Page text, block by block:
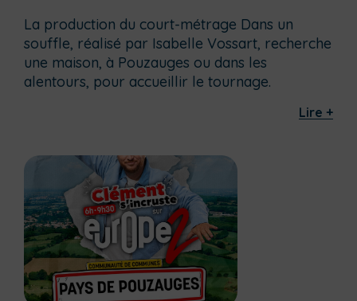
La production du court-métrage Dans un
souffle, réalisé par Isabelle Vossart, recherche
une maison, à Pouzauges ou dans les
alentours, pour accueillir le tournage.
Lire +